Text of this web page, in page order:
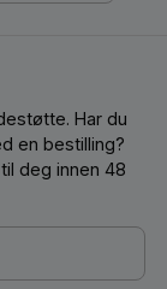
Har du
en bestilling?
deg innen 48